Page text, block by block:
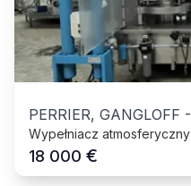
PERRIER, GANGLOFF -
Wypełniacz atmosferyczny
18 000 €